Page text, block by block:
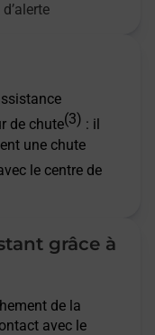
de chute(3) : il
une chute
le centre de
grâce à
de la
avec le